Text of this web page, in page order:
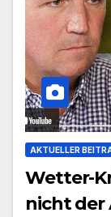
AKTUELLER
Wetter-
nicht der